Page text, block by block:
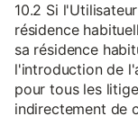
10.2 Si
résidence
sa résidence
l'introduction de
pour tous les
indirectement de